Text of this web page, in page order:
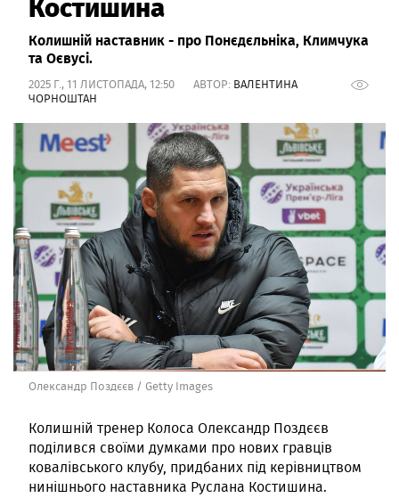
Колишній наставник - про Понєдєльніка, Климчука
та Оєвусі.
2025 Г., 11 ЛИСТОПАДА, 12:50 АВТОР: ВАЛЕНТИНА
ЧОРНОШТАН
Олександр Поздєєв / Getty Images
Колишній тренер Колоса Олександр Поздєєв
поділився своїми думками про нових гравців
ковалівського клубу, придбаних під керівництвом
нинішнього наставника Руслана Костишина.